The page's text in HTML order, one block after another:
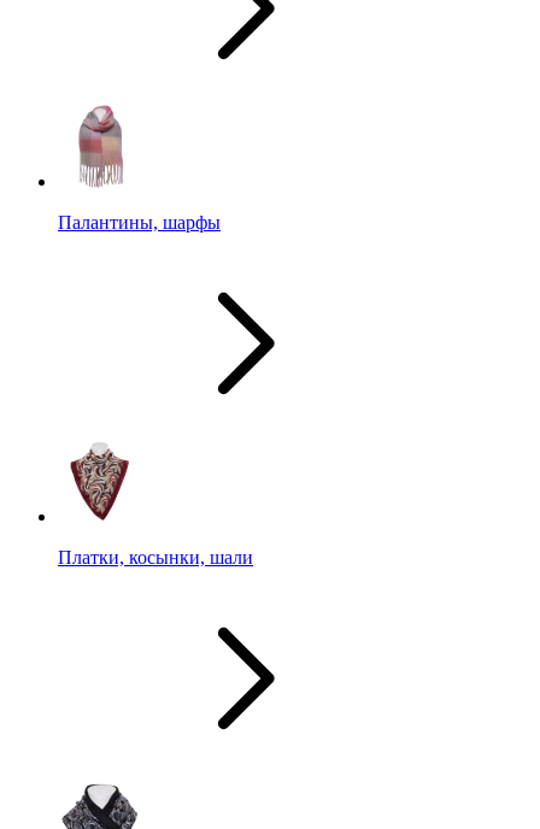
Палантины, шарфы
Платки, косынки, шали